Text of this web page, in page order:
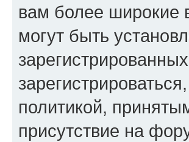
вам более широкие
могут быть
политикой,
присутствие на